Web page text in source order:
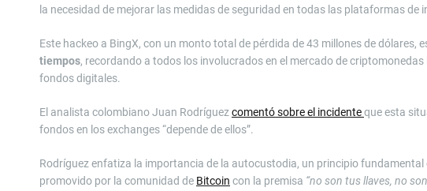
la necesidad de mejorar las medidas de seguridad en todas las plataformas de
Este hackeo a BingX, con un monto total de pérdida de 43 millones de dólares,
tiempos, recordando a todos los involucrados en el mercado de
fondos digitales.
El analista colombiano Juan Rodríguezcomentó sobre el incidenteque esta
fondos en los exchanges “depende de ellos”.
Rodríguez enfatiza la importancia de la autocustodia, un principio fundamental
promovido por la comunidad de Bitcoin con la premisa “no son tus llaves, no